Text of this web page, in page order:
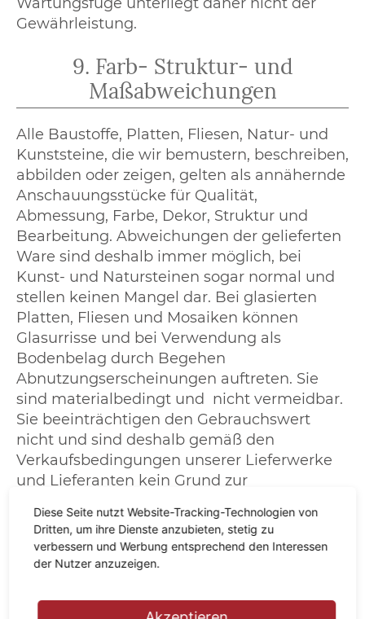
Gewährleistung.
9. Farb- Struktur- und
Maßabweichungen
Alle Baustoffe, Platten, Fliesen, Natur- und
Kunststeine, die wir bemustern, beschreiben,
abbilden oder zeigen, gelten als annähernde
Anschauungsstücke für Qualität,
Abmessung, Farbe, Dekor, Struktur und
Bearbeitung. Abweichungen der gelieferten
Ware sind deshalb immer möglich, bei
Kunst- und Natursteinen sogar normal und
stellen keinen Mangel dar. Bei glasierten
Platten, Fliesen und Mosaiken können
Glasurrisse und bei Verwendung als
Bodenbelag durch Begehen
Abnutzungserscheinungen auftreten. Sie
sind materialbedingt und nicht vermeidbar.
Sie beeinträchtigen den Gebrauchswert
nicht und sind deshalb gemäß den
Verkaufsbedingungen unserer Lieferwerke
und Lieferanten kein Grund zur
können in Farbe, Stärke (Dicke), Struktur und
Bearbeitung nicht einheitlich geliefert
werden. Daher kann eine Gewähr für
Anschauungsstück und Ware nicht
Diese Seite nutzt Website-Tracking-Technologien von
Dritten, um ihre Dienste anzubieten, stetig zu
verbessern und Werbung entsprechend den Interessen
der Nutzer anzuzeigen.